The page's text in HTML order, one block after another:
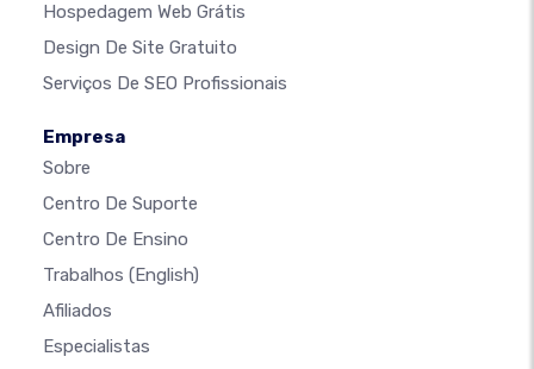
Hospedagem Web Grátis
Design De Site Gratuito
Serviços De SEO Profissionais
Empresa
Sobre
Centro De Suporte
Centro De Ensino
Trabalhos (English)
Afiliados
Especialistas